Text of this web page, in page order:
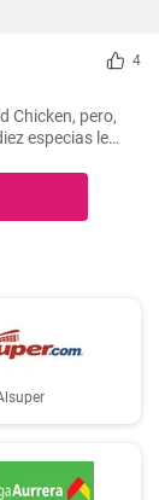
4
Chicken, pero,
especias le